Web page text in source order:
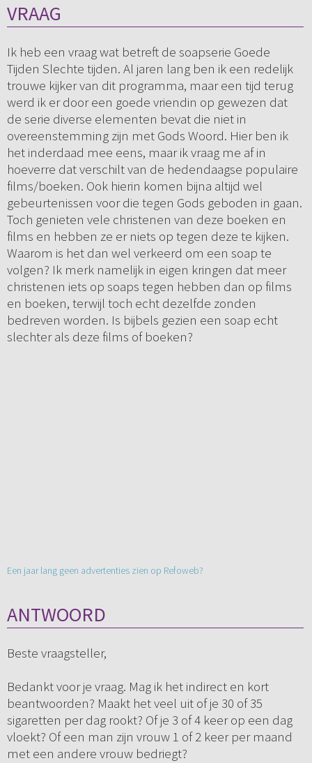
VRAAG
Ik heb een vraag wat betreft de soapserie Goede
Tijden Slechte tijden. Al jaren lang ben ik een redelijk
trouwe kijker van dit programma, maar een tijd terug
werd ik er door een goede vriendin op gewezen dat
de serie diverse elementen bevat die niet in
overeenstemming zijn met Gods Woord. Hier ben ik
het inderdaad mee eens, maar ik vraag me af in
hoeverre dat verschilt van de hedendaagse populaire
films/boeken. Ook hierin komen bijna altijd wel
gebeurtenissen voor die tegen Gods geboden in gaan.
Toch genieten vele christenen van deze boeken en
films en hebben ze er niets op tegen deze te kijken.
Waarom is het dan wel verkeerd om een soap te
volgen? Ik merk namelijk in eigen kringen dat meer
christenen iets op soaps tegen hebben dan op films
en boeken, terwijl toch echt dezelfde zonden
bedreven worden. Is bijbels gezien een soap echt
slechter als deze films of boeken?
Een jaar lang geen advertenties zien op Refoweb?
ANTWOORD
Beste vraagsteller,
Bedankt voor je vraag. Mag ik het indirect en kort
beantwoorden? Maakt het veel uit of je 30 of 35
sigaretten per dag rookt? Of je 3 of 4 keer op een dag
vloekt? Of een man zijn vrouw 1 of 2 keer per maand
met een andere vrouw bedriegt?